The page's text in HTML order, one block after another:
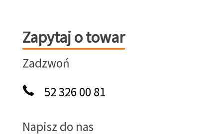
Zapytaj o towar
Zapytaj o towar
Zadzwoń
52 326 00 81
Napisz do nas